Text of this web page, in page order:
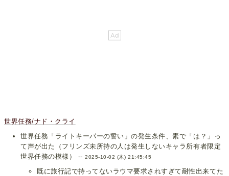
世界任務/ナド・クライ
世界任務「ライトキーパーの誓い」の発生条件、素で「は？」っ
て声が出た（フリンズ未所持の人は発生しないキャラ所有者限定
世界任務の模様） --2025-10-02 (木) 21:45:45
既に旅行記で持ってないラウマ要求されすぎて耐性出来てた